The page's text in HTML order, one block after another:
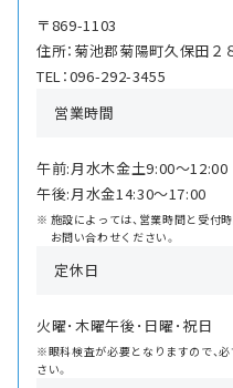
〒869-1103
住所：菊池郡菊陽町久保田
TEL：096-292-3455
営業時間
午前:月水木金土9:00〜12:00
午後:月水金14:30〜17:00
施設によっては、営業時間と受付
お問い合わせください。
定休日
火曜･木曜午後･日曜･祝日
※眼科検査が必要となりますので、
さい。